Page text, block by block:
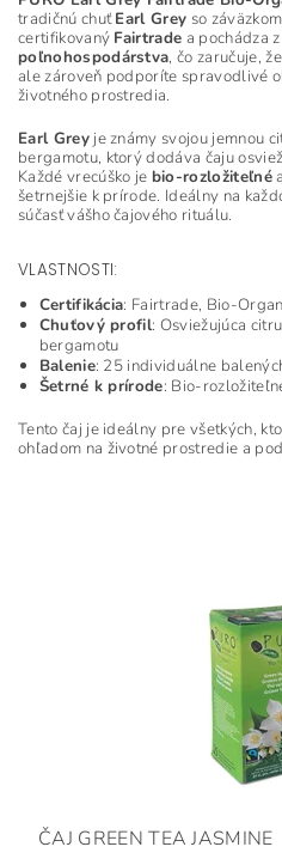
tradičnú chuťEarl Grey so
certifikovaný Fairtrade a pochádza z
poľnohospodárstva, čo zaručuje,
ale zároveň podporíte spravodlivé
životného prostredia.
Earl Greyje známy svojou jemnou
bergamotu, ktorý dodáva čaju
Každé vrecúško je bio-rozložiteľné
šetrnejšie k prírode. Ideálny na
súčasť vášho čajového rituálu.
VLASTNOSTI:
Certifikácia: Fairtrade, Bio-
Chuťový profil: Osviežujúca
bergamotu
Balenie: 25 individuálne
Šetrné k prírode: Bio-
Tento čaj je ideálny pre všetkých,
ohľadom na životné prostredie a
ČAJ GREEN TEA JASMINE